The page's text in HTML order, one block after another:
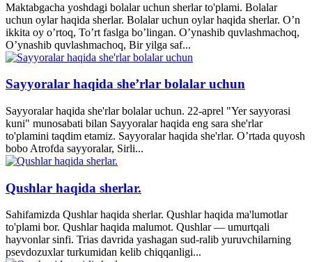
Maktabgacha yoshdagi bolalar uchun sherlar to'plami. Bolalar
uchun oylar haqida sherlar. Bolalar uchun oylar haqida sherlar. O’n
ikkita oy o’rtoq, To’rt faslga bo’lingan. O’ynashib quvlashmachoq,
O’ynashib quvlashmachoq, Bir yilga saf...
Sayyoralar haqida she’rlar bolalar uchun
Sayyoralar haqida she'rlar bolalar uchun. 22-aprel "Yer sayyorasi
kuni" munosabati bilan Sayyoralar haqida eng sara she'rlar
to'plamini taqdim etamiz. Sayyoralar haqida she'rlar. O’rtada quyosh
bobo Atrofda sayyoralar, Sirli...
Qushlar haqida sherlar.
Sahifamizda Qushlar haqida sherlar. Qushlar haqida ma'lumotlar
to'plami bor. Qushlar haqida malumot. Qushlar — umurtqali
hayvonlar sinfi. Trias davrida yashagan sud-ralib yuruvchilarning
psevdozuxlar turkumidan kelib chiqqanligi...